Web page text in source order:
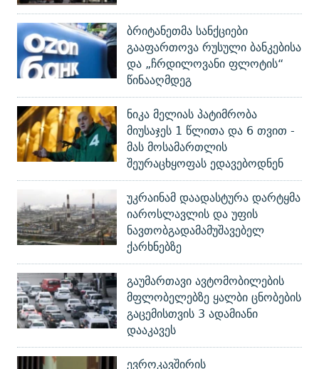
ბრიტანეთმა სანქციები
გააფართოვა რუსული ბანკებისა
და „ჩრდილოვანი ფლოტის“
წინააღმდეგ
ნიკა მელიას პატიმრობა
მიუსაჯეს 1 წლითა და 6 თვით -
მას მოსამართლის
შეურაცხყოფას ედავებოდნენ
უკრაინამ დაადასტურა დარტყმა
იაროსლავლის და უფის
ნავთობგადამამუშავებელ
ქარხნებზე
გაუმართავი ავტომობილების
მფლობელებზე ყალბი ცნობების
გაცემისთვის 3 ადამიანი
დააკავეს
ევროკავშირის